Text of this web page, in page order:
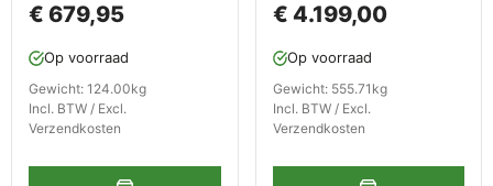
en magazijnbakjes
€ 679,95
Op voorraad
Gewicht: 124.00kg
Incl. BTW / Excl.
Verzendkosten
RVS blad,
laden, 379,5 x 200 cm
€ 4.199,00
Op voorraad
Gewicht: 555.71kg
Incl. BTW / Excl.
Verzendkosten